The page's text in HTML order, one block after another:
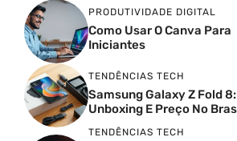
PRODUTIVIDADE DIGITAL
Como Usar O Canva Para
Iniciantes
TENDÊNCIAS TECH
Samsung Galaxy Z Fold 8:
Unboxing E Preço No
TENDÊNCIAS TECH